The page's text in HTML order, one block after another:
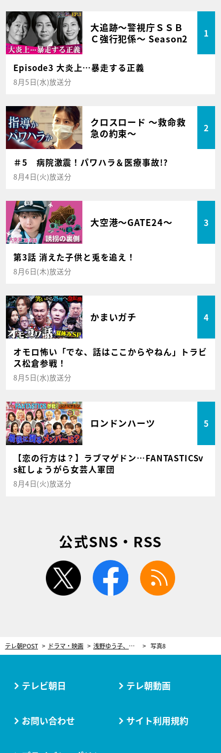
大追跡～警視庁ＳＳＢ
Ｃ強行犯係～ Season2
1
Episode3 大炎上…暴走する正義
8月5日(水)放送分
クロスロード ～救命救
急の約束～
2
＃5 病院激震！パワハラ＆医療事故!?
8月4日(火)放送分
大空港～GATE24～ 3
第3話 消えた子供と兎を追え！
8月6日(木)放送分
かまいガチ 4
オモロ怖い「でな、話はここからやねん」トラビ
ス松倉参戦！
8月5日(水)放送分
ロンドンハーツ 5
【恋の行方は？】ラブマゲドン…FANTASTICSv
s紅しょうがら女芸人軍団
8月4日(火)放送分
公式SNS・RSS
twitter facebook
テレ朝POST ドラマ・映画 浅野ゆう子、『科捜研の女』に降臨！気品と威厳に満ちた熱演で圧倒的存在感を放つ 写真8
テレビ朝日 テレ朝動画
お問い合わせ サイト利用規約